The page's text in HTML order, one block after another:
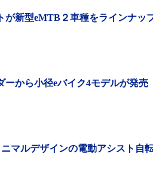
が新型eMTB２車種をラインナッ
ーから小径eバイク4モデルが発売
マルデザインの電動アシスト自